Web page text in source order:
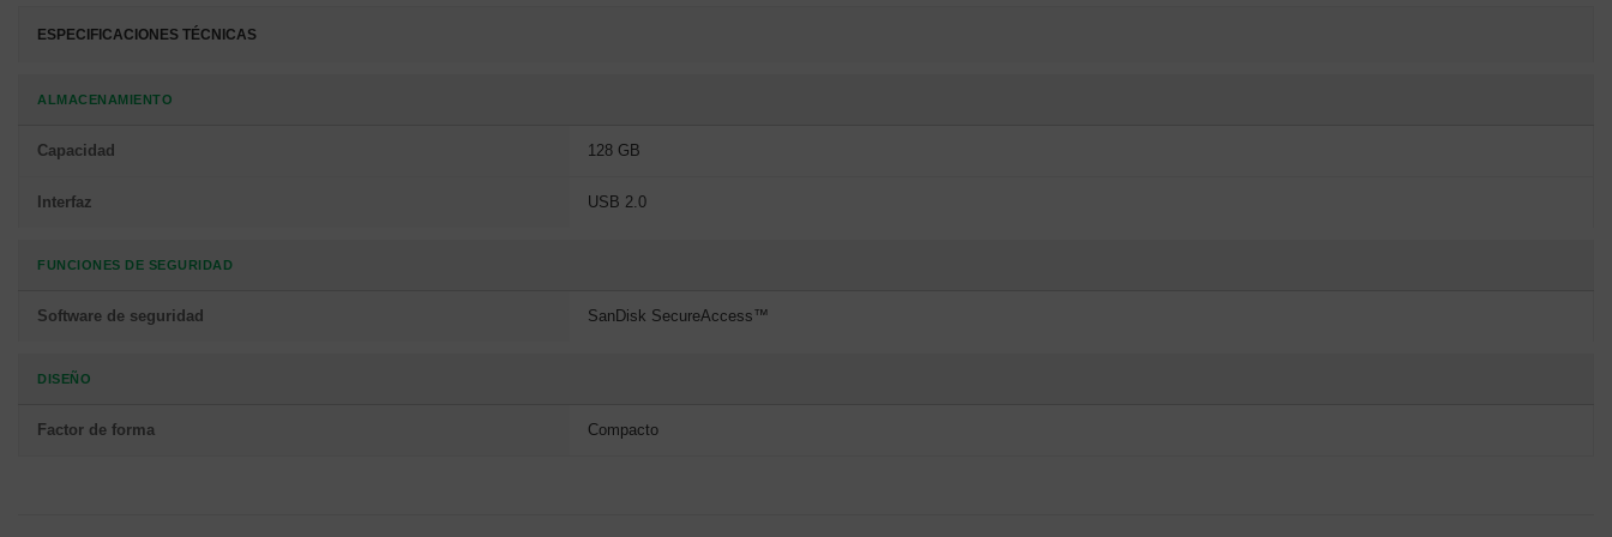
ESPECIFICACIONES TÉCNICAS
ALMACENAMIENTO
Capacidad 128 GB
Interfaz USB 2.0
FUNCIONES DE SEGURIDAD
Software de seguridad SanDisk SecureAccess™
DISEÑO
Factor de forma Compacto